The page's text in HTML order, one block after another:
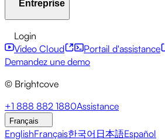
API pour développeurs
Services financiers
Diffuseurs Santé et Pharmacie
Brightcove Academy
Entreprise
À propos de Brightcove
Salle de presse Newsletter
Login
Video Cloud
Portail d'assistance
Demandez une demo
© Brightcove
+1 888 882 1880Assistance
Français
EnglishFrançais한국어 日本語Español